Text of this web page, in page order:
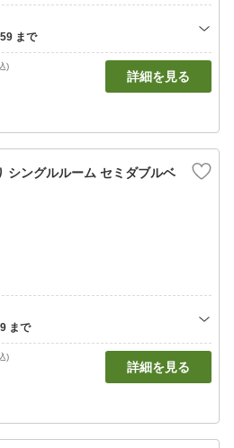
)
詳細を見る
シングルルーム セミダブルベ
)
詳細を見る